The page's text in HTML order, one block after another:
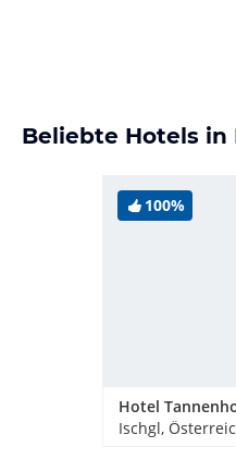
Beliebte Hotels in
100%
Hotel
Ischgl,